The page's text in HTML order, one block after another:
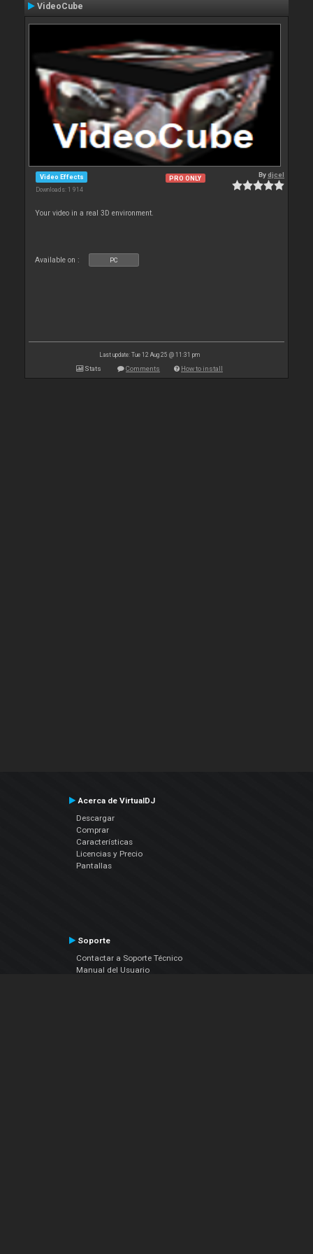
VideoCube
Video Effects
Downloads: 1 914
PRO ONLY Bydjcel
Your video in a real 3D environment.
Available on : PC
Last update: Tue 12 Aug 25 @ 11:31 pm
Stats Comments How to install
Acerca de VirtualDJ
Descargar
Comprar
Características
Licencias y Precio
Pantallas
Soporte
Contactar a Soporte Técnico
Manual del Usuario